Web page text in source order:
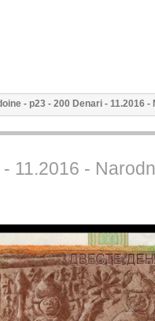
- p23 - 200 Denari - 11.2016
11.2016 -